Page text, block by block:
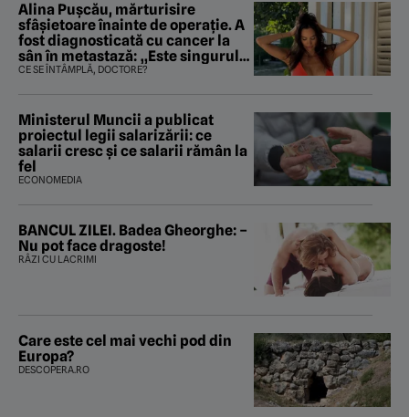
Alina Pușcău, mărturisire
sfâșietoare înainte de operație. A
fost diagnosticată cu cancer la
sân în metastază: „Este singurul
tratament care o să mă ajute să
CE SE ÎNTÂMPLĂ, DOCTORE?
Ministerul Muncii a publicat
proiectul legii salarizării: ce
salarii cresc și ce salarii rămân la
fel
ECONOMEDIA
BANCUL ZILEI. Badea Gheorghe: –
Nu pot face dragoste!
RÂZI CU LACRIMI
Care este cel mai vechi pod din
Europa?
DESCOPERA.RO